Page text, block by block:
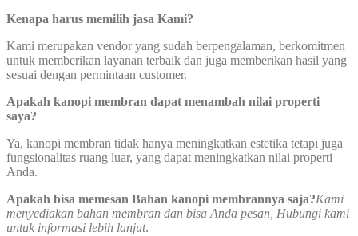
Kenapa harus memilih jasa Kami?
Kami merupakan vendor yang sudah berpengalaman, berkomitmen
untuk memberikan layanan terbaik dan juga memberikan hasil yang
sesuai dengan permintaan customer.
Apakah kanopi membran dapat menambah nilai properti
saya?
Ya, kanopi membran tidak hanya meningkatkan estetika tetapi juga
fungsionalitas ruang luar, yang dapat meningkatkan nilai properti
Anda.
Apakah bisa memesan Bahan kanopi membrannya saja?Kami
menyediakan bahan membran dan bisa Anda pesan, Hubungi kami
untuk informasi lebih lanjut.